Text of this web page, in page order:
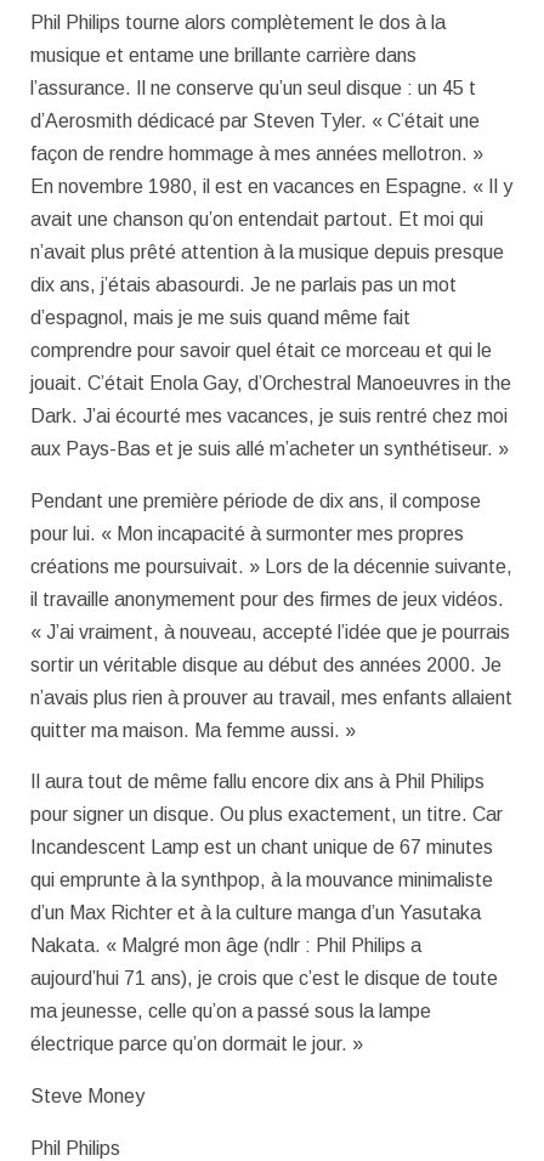
Phil Philips tourne alors complètement le dos à la
musique et entame une brillante carrière dans
l’assurance. Il ne conserve qu’un seul disque : un 45 t
d’Aerosmith dédicacé par Steven Tyler. « C’était une
façon de rendre hommage à mes années mellotron. »
En novembre 1980, il est en vacances en Espagne. « Il y
avait une chanson qu’on entendait partout. Et moi qui
n’avait plus prêté attention à la musique depuis presque
dix ans, j’étais abasourdi. Je ne parlais pas un mot
d’espagnol, mais je me suis quand même fait
comprendre pour savoir quel était ce morceau et qui le
jouait. C’était Enola Gay, d’Orchestral Manoeuvres in the
Dark. J’ai écourté mes vacances, je suis rentré chez moi
aux Pays-Bas et je suis allé m’acheter un synthétiseur. »
Pendant une première période de dix ans, il compose
pour lui. « Mon incapacité à surmonter mes propres
créations me poursuivait. » Lors de la décennie suivante,
il travaille anonymement pour des firmes de jeux vidéos.
« J’ai vraiment, à nouveau, accepté l’idée que je pourrais
sortir un véritable disque au début des années 2000. Je
n’avais plus rien à prouver au travail, mes enfants allaient
quitter ma maison. Ma femme aussi. »
Il aura tout de même fallu encore dix ans à Phil Philips
pour signer un disque. Ou plus exactement, un titre. Car
Incandescent Lamp est un chant unique de 67 minutes
qui emprunte à la synthpop, à la mouvance minimaliste
d’un Max Richter et à la culture manga d’un Yasutaka
Nakata. « Malgré mon âge (ndlr : Phil Philips a
aujourd’hui 71 ans), je crois que c’est le disque de toute
ma jeunesse, celle qu’on a passé sous la lampe
électrique parce qu’on dormait le jour. »
Steve Money
Phil Philips